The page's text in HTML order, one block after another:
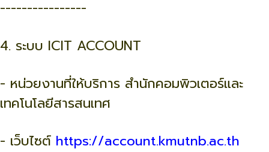
----------------
4. ระบบ ICIT ACCOUNT
- หน่วยงานที่ให้บริการ สำนักคอมพิวเตอร์และ
เทคโนโลยีสารสนเทศ
- เว็บไซต์ https://account.kmutnb.ac.th